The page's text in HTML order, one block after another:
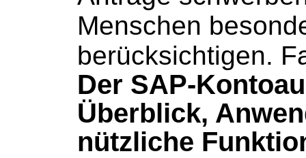
Menschen
berücksichtigen.
Der SAP-
Überblick,
nützliche